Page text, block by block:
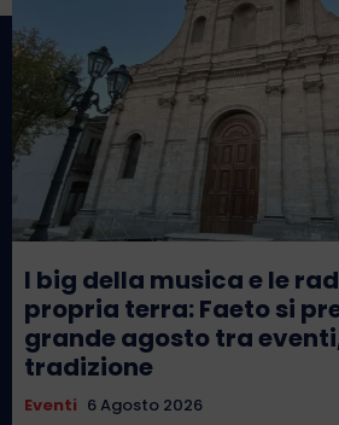
I big della musica e le
propria terra: Faeto si
grande agosto tra
tradizione
Eventi 6 Agosto 2026